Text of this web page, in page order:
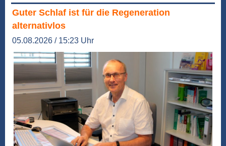
Guter Schlaf ist für die Regeneration
alternativlos
05.08.2026 / 15:23 Uhr